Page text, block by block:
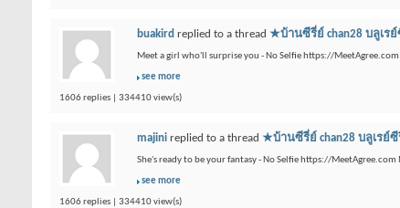
buakird replied to a thread ★บ้านซีรี่ย์ chan28 บ
Meet a girl who'll surprise you - No Selfie https://
see more
1606 replies | 334410 view(s)
majini replied to a thread ★บ้านซีรี่ย์ chan28 บลู
She's ready to be your fantasy - No Selfie https://
see more
1606 replies | 334410 view(s)